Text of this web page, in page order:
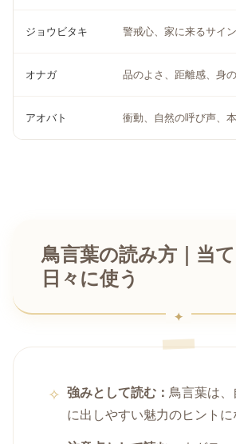
ジョウビタキ 警戒心、家に来るサイ
オナガ 品のよさ、距離感、身
アオバト 衝動、自然の呼び声、
鳥言葉の読み方｜当て
日々に使う
強みとして読む：鳥言葉は、
に出しやすい魅力のヒントに